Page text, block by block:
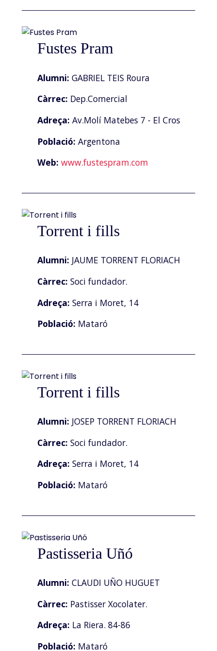
Fustes Pram
Alumni: GABRIEL TEIS Roura
Càrrec: Dep.Comercial
Adreça: Av.Molí Matebes 7 - El Cros
Població: Argentona
Web: www.fustespram.com
Torrent i fills
Alumni: JAUME TORRENT FLORIACH
Càrrec: Soci fundador.
Adreça: Serra i Moret, 14
Població: Mataró
Torrent i fills
Alumni: JOSEP TORRENT FLORIACH
Càrrec: Soci fundador.
Adreça: Serra i Moret, 14
Població: Mataró
Pastisseria Uñó
Alumni: CLAUDI UÑO HUGUET
Càrrec: Pastisser Xocolater.
Adreça: La Riera. 84-86
Població: Mataró